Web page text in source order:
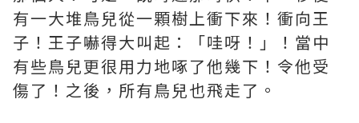
有一大堆鳥兒從一顆樹上衝下來！衝向王
子！王子嚇得大叫起：「哇呀！」！當中
有些鳥兒更很用力地啄了他幾下！令他受
傷了！之後，所有鳥兒也飛走了。